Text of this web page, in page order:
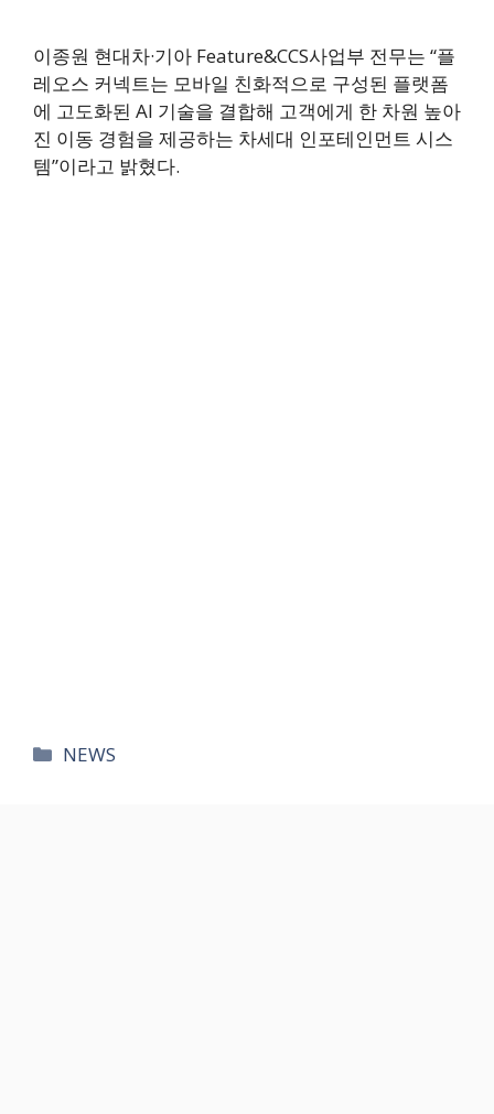
이종원 현대차·기아 Feature&CCS사업부 전무는 “플
레오스 커넥트는 모바일 친화적으로 구성된 플랫폼
에 고도화된 AI 기술을 결합해 고객에게 한 차원 높아
진 이동 경험을 제공하는 차세대 인포테인먼트 시스
템”이라고 밝혔다.
카
NEWS